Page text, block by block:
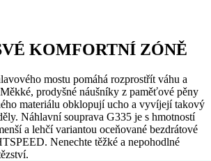
KOMFORTNÍ ZÓNĚ
mostu pomáhá rozprostřít váhu a
prodyšné náušníky z paměťové pěny
materiálu obklopují ucho a vyvíjejí takový
Náhlavní souprava G335 je s hmotností
a lehčí variantou oceňované bezdrátové
Nenechte těžké a nepohodlné